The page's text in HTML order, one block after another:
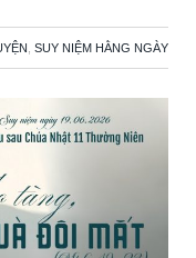
SUY NIỆM HẰNG NGÀY